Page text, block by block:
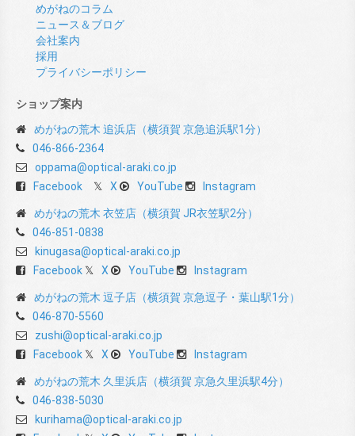
めがねのコラム
ニュース＆ブログ
会社案内
採用
プライバシーポリシー
ショップ案内
めがねの荒木 追浜店（横須賀 京急追浜駅1分）
046-866-2364
oppama@optical-araki.co.jp
Facebook
X YouTube Instagram
めがねの荒木 衣笠店（横須賀 JR衣笠駅2分）
046-851-0838
kinugasa@optical-araki.co.jp
Facebook
X YouTube Instagram
めがねの荒木 逗子店（横須賀 京急逗子・葉山駅1分）
046-870-5560
zushi@optical-araki.co.jp
Facebook
X YouTube Instagram
めがねの荒木 久里浜店（横須賀 京急久里浜駅4分）
046-838-5030
kurihama@optical-araki.co.jp